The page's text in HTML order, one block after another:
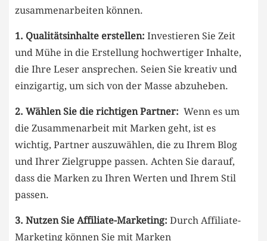
zusammenarbeiten können.
1. Qualitätsinhalte erstellen: Investieren Sie Zeit
und Mühe in die Erstellung hochwertiger Inhalte,
die Ihre Leser ansprechen. Seien Sie kreativ⁤ und
einzigartig, um sich von der Masse ​abzuheben.
2. Wählen Sie⁣ die richtigen Partner: ⁤ Wenn es ‍um
⁣die ​Zusammenarbeit‌ mit Marken geht, ist es
wichtig, ⁢Partner auszuwählen, die zu ​Ihrem⁣ Blog
und Ihrer Zielgruppe⁤ passen. Achten Sie darauf,
dass die Marken zu Ihren Werten und Ihrem Stil
passen.
3. Nutzen Sie Affiliate-Marketing: Durch Affiliate-
Marketing können Sie mit Marken